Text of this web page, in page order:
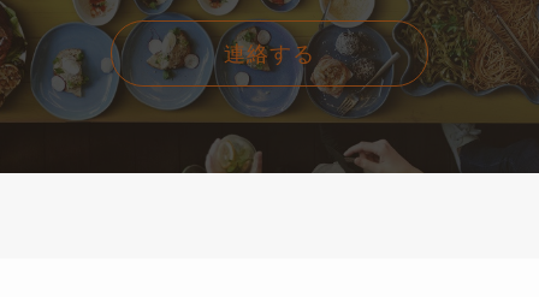
連絡する